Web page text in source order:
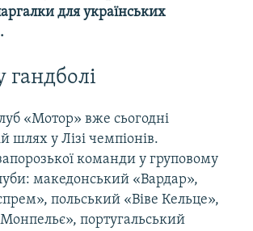
для українських
«Мотор» вже сьогодні
шлях у Лізі чемпіонів.
команди у груповому
македонський «Вардар»,
польський «Віве Кельце»,
португальський